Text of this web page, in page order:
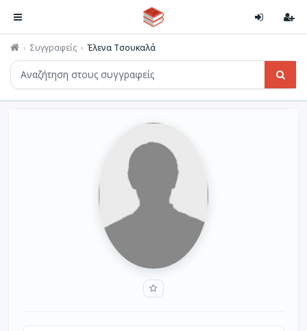
Συγγραφείς Έλενα Τσουκαλά